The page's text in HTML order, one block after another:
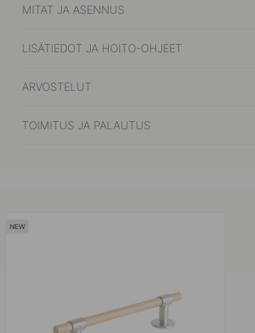
MITAT JA ASENNUS
LISÄTIEDOT JA HOITO-OHJEET
ARVOSTELUT
TOIMITUS JA PALAUTUS